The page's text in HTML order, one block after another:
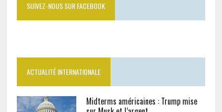
SUIVEZ-NOUS SUR FACEBOOK
ACTUALITÉ INTERNATIONALE
Midterms américaines : Trump mise